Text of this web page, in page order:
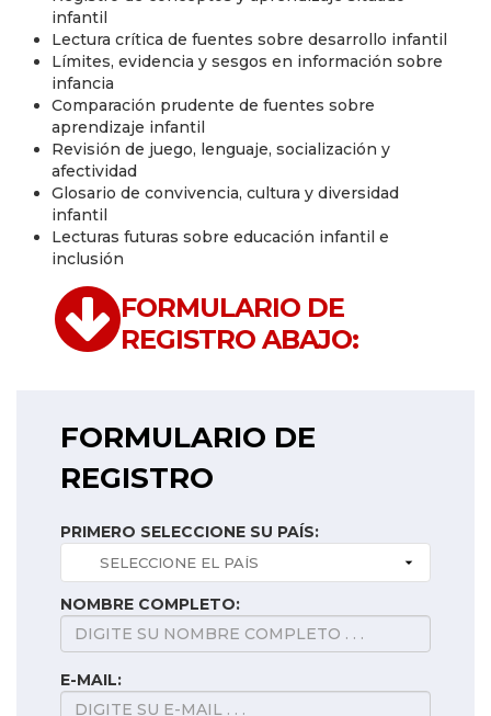
infantil
Lectura crítica de fuentes sobre desarrollo infantil
Límites, evidencia y sesgos en información sobre
infancia
Comparación prudente de fuentes sobre
aprendizaje infantil
Revisión de juego, lenguaje, socialización y
afectividad
Glosario de convivencia, cultura y diversidad
infantil
Lecturas futuras sobre educación infantil e
inclusión
FORMULARIO DE
REGISTRO ABAJO:
FORMULARIO DE
REGISTRO
PRIMERO SELECCIONE SU PAÍS:
NOMBRE COMPLETO:
E-MAIL: